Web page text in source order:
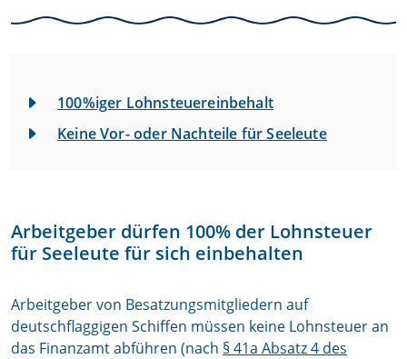
100%iger Lohnsteuereinbehalt
Keine Vor- oder Nachteile für Seeleute
Arbeitgeber dürfen 100% der Lohnsteuer
für Seeleute für sich einbehalten
Arbeitgeber von Besatzungsmitgliedern auf
deutschflaggigen Schiffen müssen keine Lohnsteuer an
das Finanzamt abführen (nach § 41a Absatz 4 des